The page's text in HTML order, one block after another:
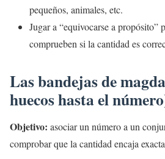
pequeños, animales, etc.
Jugar a “equivocarse a propósito”
comprueben si la cantidad es
Las bandejas de
huecos hasta el
Objetivo: asociar un número a un
comprobar que la cantidad encaja